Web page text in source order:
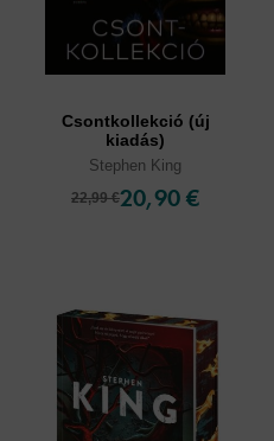
Csontkollekció (új
kiadás)
Stephen King
22,99 €20,90 €